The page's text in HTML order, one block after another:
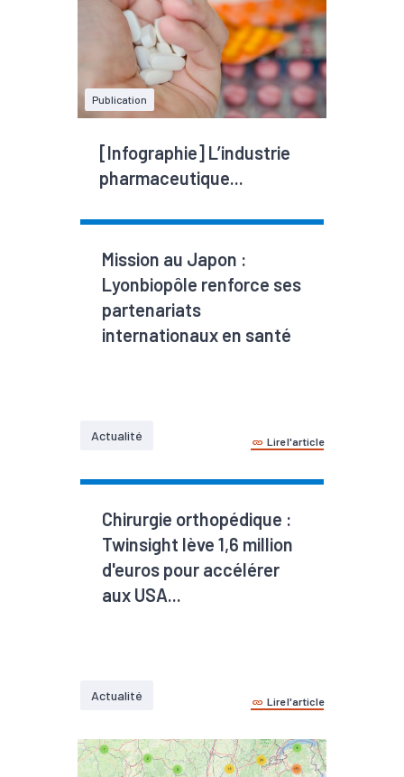
Publication
[Infographie] L’industrie
pharmaceutique...
Mission au Japon :
Lyonbiopôle renforce ses
partenariats
internationaux en santé
Actualité Lire l'article
Chirurgie orthopédique :
Twinsight lève 1,6 million
d'euros pour accélérer
aux USA...
Actualité Lire l'article